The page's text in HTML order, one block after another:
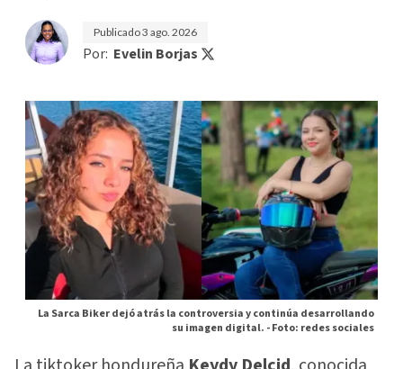
Publicado3 ago. 2026
Por: Evelin Borjas
La Sarca Biker dejó atrás la controversia y continúa desarrollando
su imagen digital. -Foto: redes sociales